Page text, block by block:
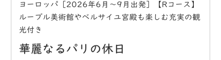
ヨーロッパ［2026年6月～9月出発］【Rコース】
ルーブル美術館やベルサイユ宮殿も楽しむ充実の観
光付き
華麗なるパリの休日